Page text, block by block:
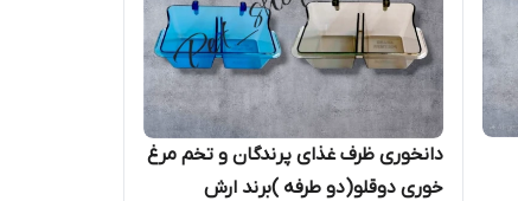
دانخوری ظرف غذای پرندگان و تخم مرغ
خوری دوقلو(دو طرفه )برند ارش